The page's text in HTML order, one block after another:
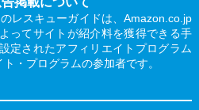
レスキューガイドは、Amazon.co.jp
ってサイトが紹介料を獲得できる手
定されたアフィリエイトプログラム
・プログラムの参加者です。